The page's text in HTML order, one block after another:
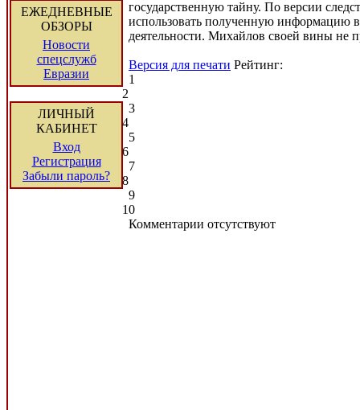
ЕЖЕДНЕВНЫЕ
ОБЗОРЫ
Новости
спецслужб
Евразии
ЛИЧНЫЙ
КАБИНЕТ
Вход
Регистрация
Забыли пароль?
государственную тайну. По версии
использовать полученную информацию
деятельности. Михайлов своей вины не
Версия для печати Рейтинг:
1
2
3
4
5
6
7
8
9
10
Комментарии отсутствуют